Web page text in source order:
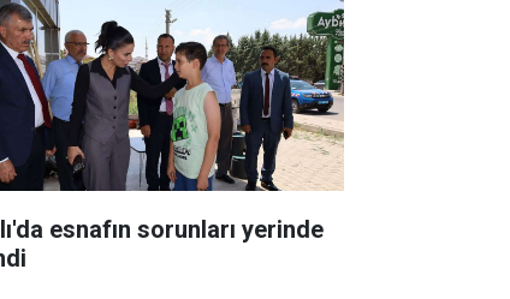
esnafın sorunları yerinde